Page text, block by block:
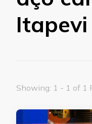
Itapevi
Showing: 1 - 1 of 1